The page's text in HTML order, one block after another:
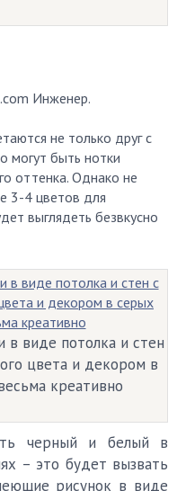
Инженер.
не только друг с
могут быть нотки
оттенка. Однако не
3-4 цветов для
выглядеть безвкусно
в виде потолка и стен
цвета и декором в
креативно
черный и белый в
– это будет вызвать
рисунок в виде